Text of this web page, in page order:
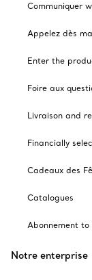
Communiquer
Appelez dès
Enter the
Foire aux
Livraison and
Financially
Cadeaux des
Catalogues
Abonnement
Notre enterprise